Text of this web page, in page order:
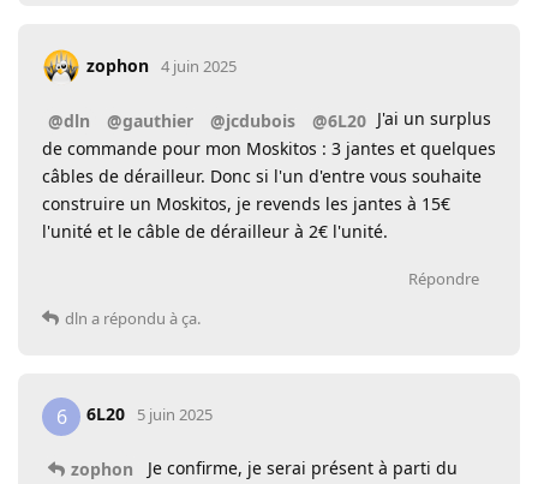
zophon 4 juin 2025
@dln @gauthier @jcdubois @6L20 J'ai un surplus
de commande pour mon Moskitos : 3 jantes et quelques
câbles de dérailleur. Donc si l'un d'entre vous souhaite
construire un Moskitos, je revends les jantes à 15€
l'unité et le câble de dérailleur à 2€ l'unité.
Répondre
dln a répondu à ça.
6 6L20 5 juin 2025
zophon
Je confirme, je serai présent à parti du